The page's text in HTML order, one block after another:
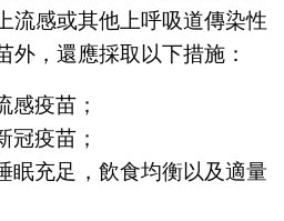
流感或其他上呼吸道傳染性
外，還應採取以下措施：
感疫苗；
冠疫苗；
眠充足，飲食均衡以及適量